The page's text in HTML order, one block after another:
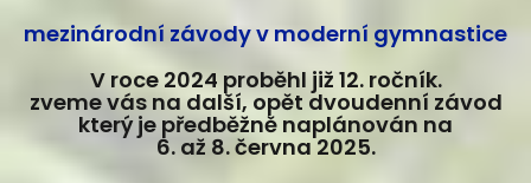
mezinárodní závody v moderní gymnastice
V roce 2024 proběhl již 12. ročník.
zveme vás na další, opět dvoudenní závod
který je předběžně naplánován na
6. až 8. června 2025.